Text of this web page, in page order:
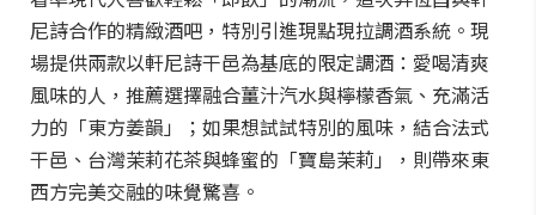
尼詩合作的精緻酒吧，特別引進現點現拉調酒系統。現
場提供兩款以軒尼詩干邑為基底的限定調酒：愛喝清爽
風味的人，推薦選擇融合薑汁汽水與檸檬香氣、充滿活
力的「東方姜韻」；如果想試試特別的風味，結合法式
干邑、台灣茉莉花茶與蜂蜜的「寶島茉莉」，則帶來東
西方完美交融的味覺驚喜。